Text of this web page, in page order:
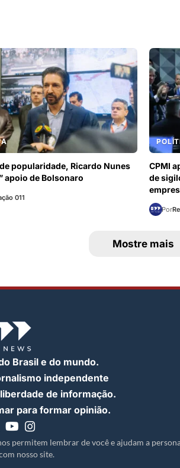
popularidade, Ricardo Nunes
apoio de Bolsonaro
011
CPMI
de
Por
Mostre mais
Brasil e do mundo.
independente
de informação.
para formar opinião.
permitem lembrar de você e ajudam a
nosso site.